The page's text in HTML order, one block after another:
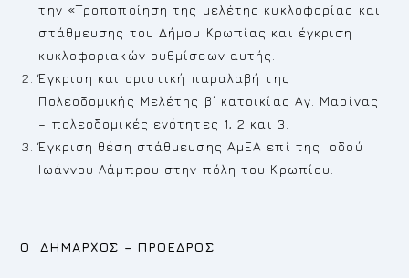
την «Τροποποίηση της μελέτης κυκλοφορίας και
στάθμευσης του Δήμου Κρωπίας και έγκριση
κυκλοφοριακών ρυθμίσεων αυτής.
Έγκριση και οριστική παραλαβή της
Πολεοδομικής Μελέτης β΄ κατοικίας Αγ. Μαρίνας
– πολεοδομικές ενότητες 1, 2 και 3.
Έγκριση θέση στάθμευσης ΑμΕΑ επί της οδού
Ιωάννου Λάμπρου στην πόλη του Κρωπίου.
Ο ΔΗΜΑΡΧΟΣ – ΠΡΟΕΔΡΟΣ